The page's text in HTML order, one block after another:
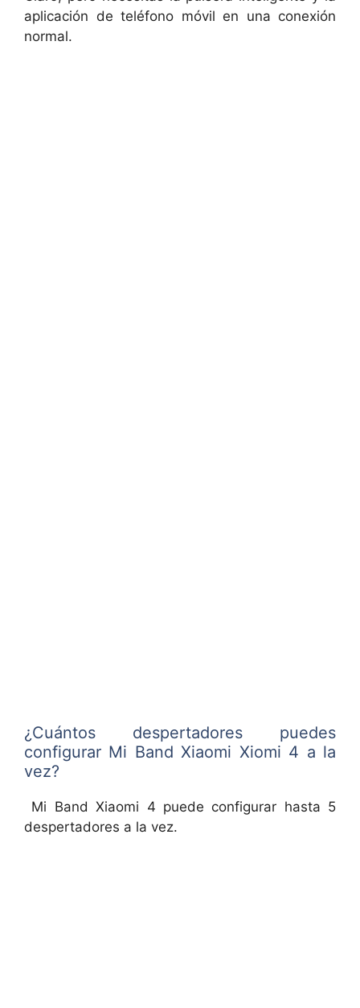
aplicación de teléfono móvil en una conexión
normal.
¿Cuántos despertadores puedes
configurar Mi Band Xiaomi Xiomi 4 a la
vez?
Mi Band Xiaomi 4 puede configurar hasta 5
despertadores a la vez.